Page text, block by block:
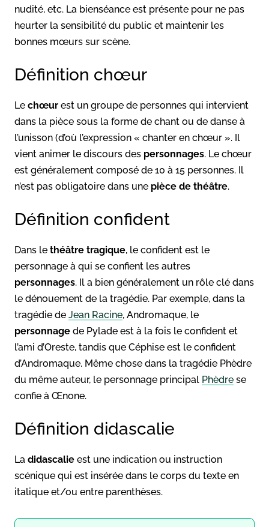
nudité, etc. La bienséance est présente pour ne pas
heurter la sensibilité du public et maintenir les
bonnes mœurs sur scène.
Définition chœur
Le chœur est un groupe de personnes qui intervient
dans la pièce sous la forme de chant ou de danse à
l’unisson (d’où l’expression « chanter en chœur ». Il
vient animer le discours des personnages. Le chœur
est généralement composé de 10 à 15 personnes. Il
n’est pas obligatoire dans une pièce de théâtre.
Définition confident
Dans le théâtre tragique, le confident est le
personnage à qui se confient les autres
personnages. Il a bien généralement un rôle clé dans
le dénouement de la tragédie. Par exemple, dans la
tragédie de Jean Racine, Andromaque, le
personnage de Pylade est à la fois le confident et
l’ami d’Oreste, tandis que Céphise est le confident
d’Andromaque. Même chose dans la tragédie Phèdre
du même auteur, le personnage principal Phèdre se
confie à Œnone.
Définition didascalie
La didascalie est une indication ou instruction
scénique qui est insérée dans le corps du texte en
italique et/ou entre parenthèses.